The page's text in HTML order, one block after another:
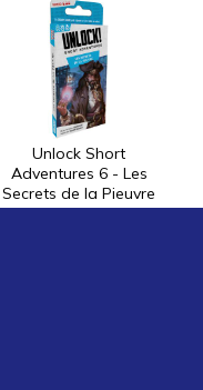
Unlock Short
Adventures 6 - Les
Secrets de la Pieuvre